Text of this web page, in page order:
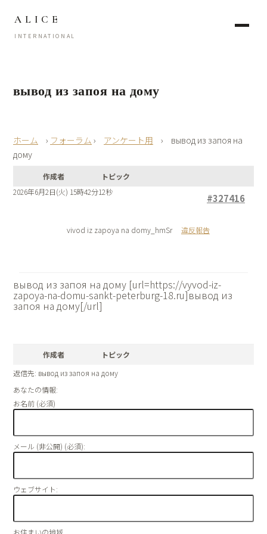
ALICE
INTERNATIONAL
вывод из запоя на дому
› フォーラム › アンケート用 ›
вывод из запоя на
дому
作成者
トピック
2026年6月2日(火) 15時42分12秒
#327416
vivod iz zapoya na domy_hmSr 違反報告
вывод из запоя на дому [url=https://vyvod-iz-
zapoya-na-domu-sankt-peterburg-18.ru]вывод из
запоя на дому[/url]
作成者
トピック
返信先: вывод из запоя на дому
あなたの情報:
お名前 (必須)
メール (非公開) (必須):
ウェブサイト:
お住まいの地域